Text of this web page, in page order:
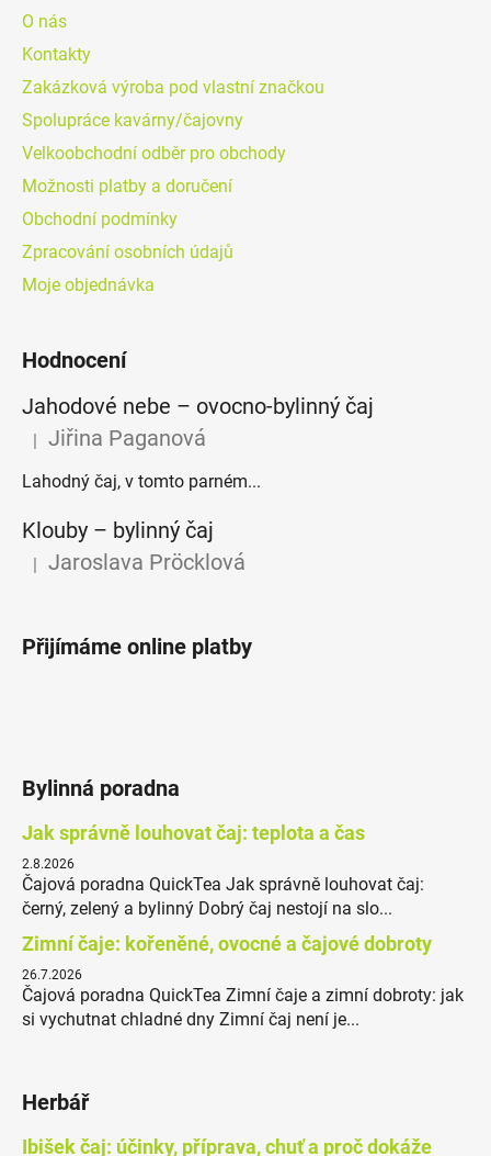
O nás
Kontakty
Zakázková výroba pod vlastní značkou
Spolupráce kavárny/čajovny
Velkoobchodní odběr pro obchody
Možnosti platby a doručení
Obchodní podmínky
Zpracování osobních údajů
Moje objednávka
Hodnocení
Jahodové nebe – ovocno-bylinný čaj
Hodnocení produktu je 5 z 5 hvězdiček.
| Jiřina Paganová
Lahodný čaj, v tomto parném...
Klouby –⁠⁠⁠⁠⁠ bylinný čaj
Hodnocení produktu je 5 z 5 hvězdiček.
| Jaroslava Pröcklová
Přijímáme online platby
Bylinná poradna
Jak správně louhovat čaj: teplota a čas
2.8.2026
Čajová poradna QuickTea Jak správně louhovat čaj:
černý, zelený a bylinný Dobrý čaj nestojí na slo...
Zimní čaje: kořeněné, ovocné a čajové dobroty
26.7.2026
Čajová poradna QuickTea Zimní čaje a zimní dobroty: jak
si vychutnat chladné dny Zimní čaj není je...
Herbář
Ibišek čaj: účinky, příprava, chuť a proč dokáže